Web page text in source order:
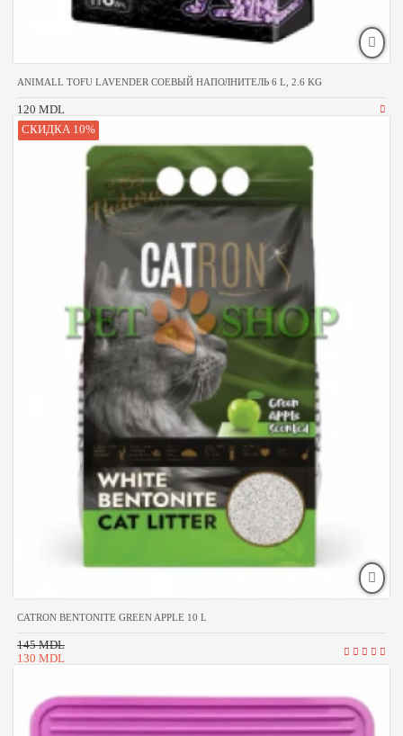
ANIMALL TOFU LAVENDER СОЕВЫЙ НАПОЛНИТЕЛЬ 6 L, 2.6 KG
120 MDL
СКИДКА 10%
CATRON BENTONITE GREEN APPLE 10 L
145 MDL
130 MDL